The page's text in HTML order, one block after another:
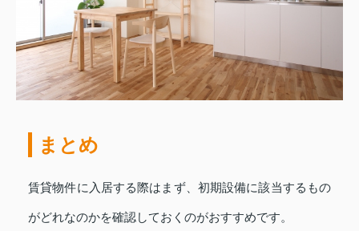
まとめ
賃貸物件に入居する際はまず、初期設備に該当するもの
がどれなのかを確認しておくのがおすすめです。